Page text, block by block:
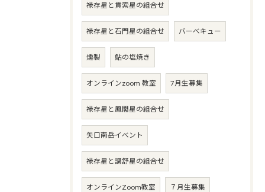
禄存星と貫索星の組合せ
禄存星と石門星の組合せ バーベキュー
燻製 鮎の塩焼き
オンラインzoom 教室 7月生募集
禄存星と鳳閣星の組合せ
矢口南岳イベント
禄存星と調舒星の組合せ
オンラインZoom教室 ７月生募集